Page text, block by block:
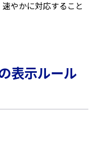
やかに対応すること
表示ルール